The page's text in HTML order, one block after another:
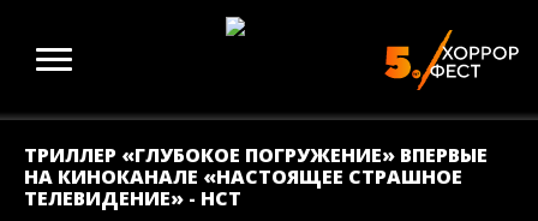
ТРИЛЛЕР «ГЛУБОКОЕ ПОГРУЖЕНИЕ» ВПЕРВЫЕ
НА КИНОКАНАЛЕ «НАСТОЯЩЕЕ СТРАШНОЕ
ТЕЛЕВИДЕНИЕ» - НСТ